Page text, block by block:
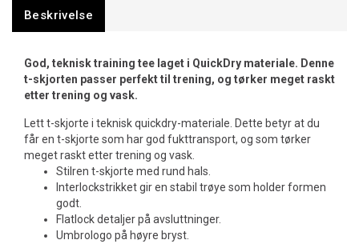
Beskrivelse
God, teknisk training tee laget i QuickDry materiale. Denne
t-skjorten passer perfekt til trening, og tørker meget raskt
etter trening og vask.
Lett t-skjorte i teknisk quickdry-materiale. Dette betyr at du
får en t-skjorte som har god fukttransport, og som tørker
meget raskt etter trening og vask.
Stilren t-skjorte med rund hals.
Interlockstrikket gir en stabil trøye som holder formen
godt.
Flatlock detaljer på avsluttninger.
Umbrologo på høyre bryst.